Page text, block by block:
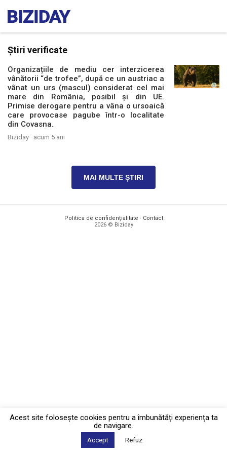
Știri verificate
Organizațiile de mediu cer interzicerea
vânătorii “de trofee”, după ce un austriac a
vânat un urs (mascul) considerat cel mai
mare din România, posibil și din UE.
Primise derogare pentru a vâna o ursoaică
care provocase pagube într-o localitate
din Covasna.
Biziday · acum 5 ani
MAI MULTE ȘTIRI
Politica de confidențialitate · Contact
2026 © Biziday
Acest site foloseşte cookies pentru a îmbunătăți experiența ta
de navigare.
Accept Refuz